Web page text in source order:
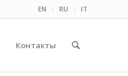
EN RU IT
Контакты